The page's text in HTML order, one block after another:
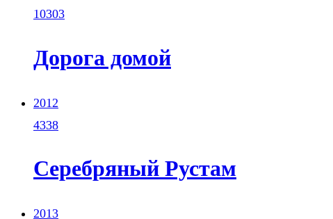
10303
Дорога домой
2012
4338
Серебряный Рустам
2013